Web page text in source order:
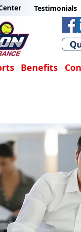
Benefits
Testimonials